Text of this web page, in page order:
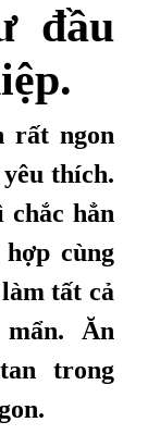
đầu
rất ngon
thích.
chắc hẳn
cùng
tất cả
Ăn
trong